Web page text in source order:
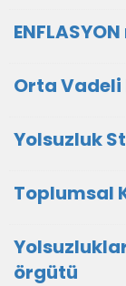
Orta
Yolsuzluk
Toplumsal
örgütü